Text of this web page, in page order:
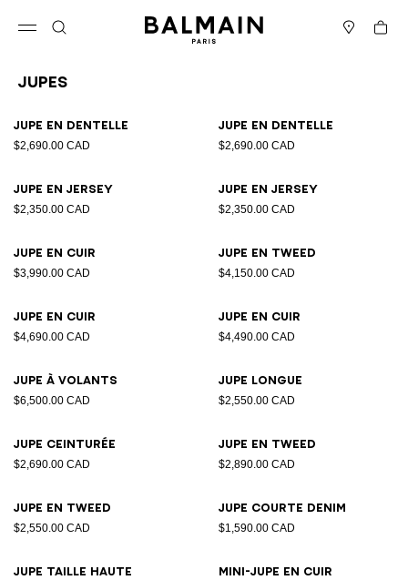
Panier
Jupes
Jupe en dentelle
$2,690.00 CAD
Jupe en dentelle
$2,690.00 CAD
Jupe en jersey
$2,350.00 CAD
Jupe en jersey
$2,350.00 CAD
Jupe en cuir
$3,990.00 CAD
Jupe en tweed
$4,150.00 CAD
Jupe en cuir
$4,690.00 CAD
Jupe en cuir
$4,490.00 CAD
Jupe à volants
$6,500.00 CAD
Jupe longue
$2,550.00 CAD
Jupe ceinturée
$2,690.00 CAD
Jupe en tweed
$2,890.00 CAD
Jupe en tweed
$2,550.00 CAD
Jupe courte denim
$1,590.00 CAD
Jupe taille haute Mini-jupe en cuir